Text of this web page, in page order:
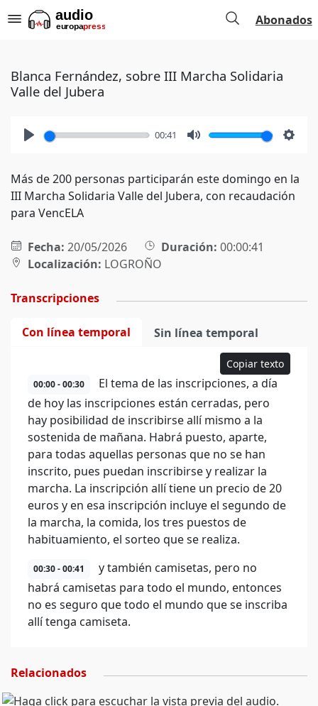
Abonados
Blanca Fernández, sobre III Marcha Solidaria
Valle del Jubera
00:41
Más de 200 personas participarán este domingo en la
III Marcha Solidaria Valle del Jubera, con recaudación
para VencELA
Fecha: 20/05/2026 Duración: 00:00:41
Localización: LOGROÑO
Transcripciones
Con línea temporal Sin línea temporal
Copiar texto
00:00 - 00:30
El tema de las inscripciones, a día
de hoy las inscripciones están cerradas, pero
hay posibilidad de inscribirse allí mismo a la
sostenida de mañana. Habrá puesto, aparte,
para todas aquellas personas que no se han
inscrito, pues puedan inscribirse y realizar la
marcha. La inscripción allí tiene un precio de 20
euros y en esa inscripción incluye el segundo de
la marcha, la comida, los tres puestos de
habituamiento, el sorteo que se realiza.
00:30 - 00:41
y también camisetas, pero no
habrá camisetas para todo el mundo, entonces
no es seguro que todo el mundo que se inscriba
allí tenga camiseta.
Relacionados